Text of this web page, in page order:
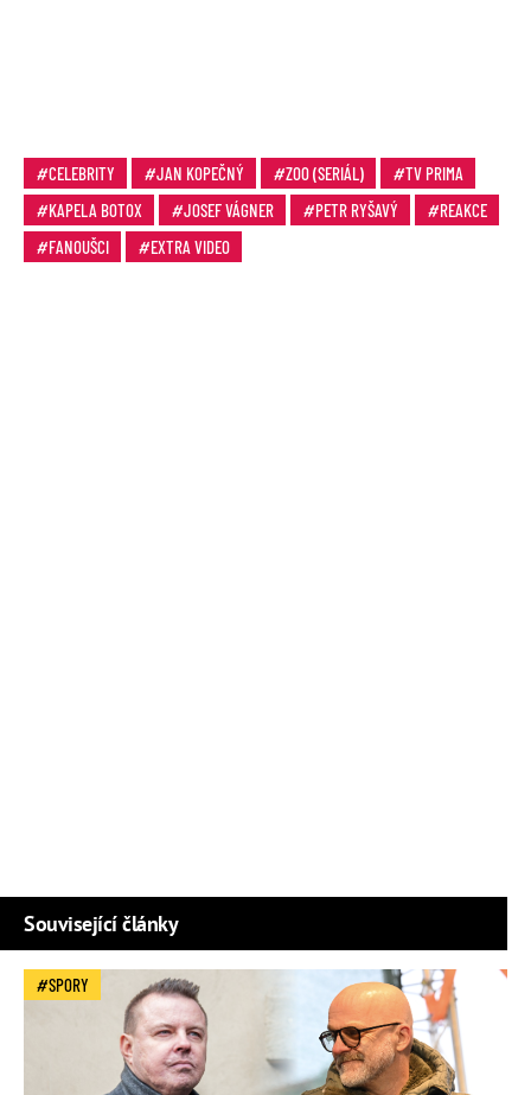
CELEBRITY JAN KOPEČNÝ ZOO (SERIÁL)
TV PRIMA
KAPELA BOTOX
JOSEF VÁGNER PETR RYŠAVÝ
REAKCE
FANOUŠCI
EXTRA VIDEO
Související články
SPORY